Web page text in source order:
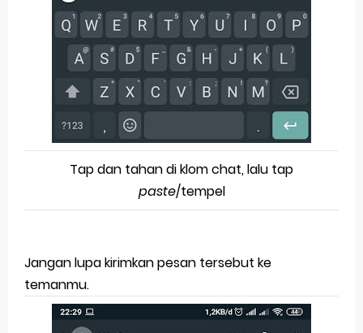
Tap dan tahan di klom chat, lalu tap
paste/tempel
Jangan lupa kirimkan pesan tersebut ke
temanmu.